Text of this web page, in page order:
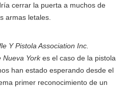
cerrar la puerta a muchos de
armas letales.
Y Pistola Association Inc.
Nueva Yorkes el caso de la pistola
han estado esperando desde el
primer reconocimiento de un